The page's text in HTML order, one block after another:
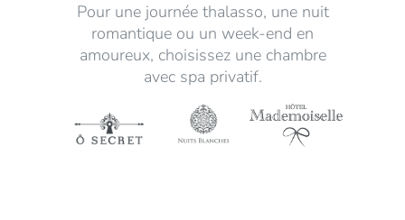
Pour une journée thalasso, une nuit
romantique ou un week-end en
amoureux, choisissez une chambre
avec spa privatif.